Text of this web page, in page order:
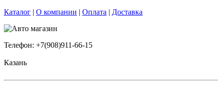
Каталог | О компании | Оплата | Доставка
Телефон: +7(908)911-66-15
Казань